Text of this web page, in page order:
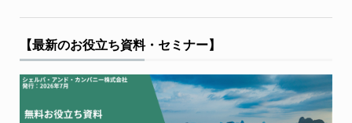
【最新のお役立ち資料・セミナー】